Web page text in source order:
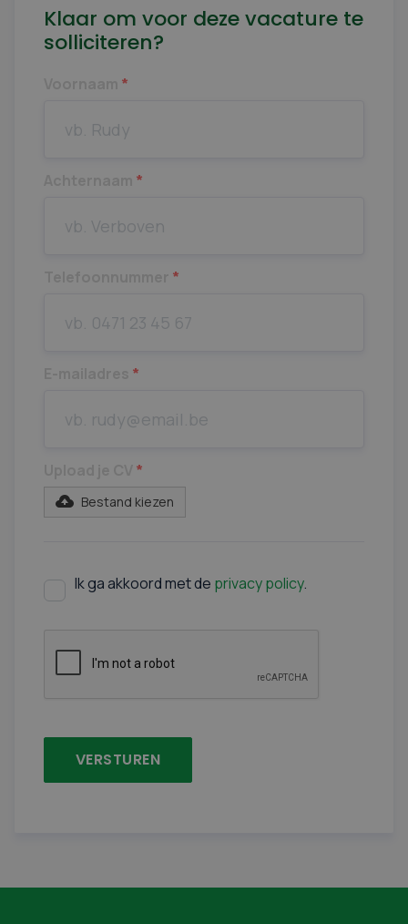
Klaar om voor deze vacature te
solliciteren?
*
*
*
*
*
Bestand kiezen
Ik ga akkoord met de privacy policy.